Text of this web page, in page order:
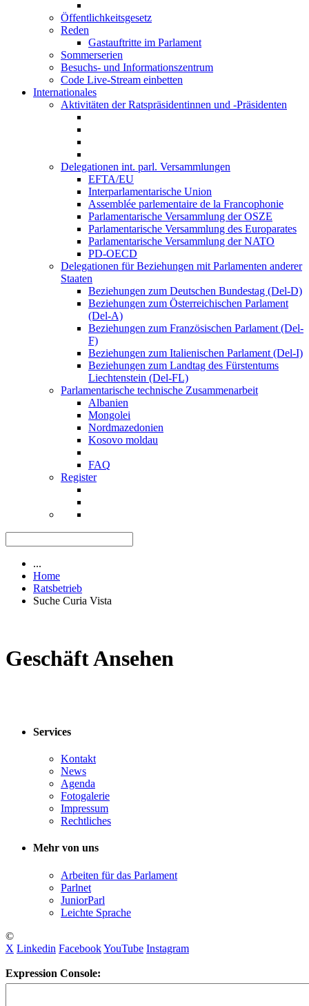
Öffentlichkeitsgesetz
Reden
Gastauftritte im Parlament
Sommerserien
Besuchs- und Informationszentrum
Code Live-Stream einbetten
Internationales
Aktivitäten der Ratspräsidentinnen und -Präsidenten
Delegationen int. parl. Versammlungen
EFTA/EU
Interparlamentarische Union
Assemblée parlementaire de la Francophonie
Parlamentarische Versammlung der OSZE
Parlamentarische Versammlung des Europarates
Parlamentarische Versammlung der NATO
PD-OECD
Delegationen für Beziehungen mit Parlamenten anderer
Staaten
Beziehungen zum Deutschen Bundestag (Del-D)
Beziehungen zum Österreichischen Parlament
(Del-A)
Beziehungen zum Französischen Parlament (Del-
F)
Beziehungen zum Italienischen Parlament (Del-I)
Beziehungen zum Landtag des Fürstentums
Liechtenstein (Del-FL)
Parlamentarische technische Zusammenarbeit
Albanien
Mongolei
Nordmazedonien
Kosovo moldau
FAQ
Register
...
Home
Ratsbetrieb
Suche Curia Vista
Geschäft Ansehen
Services
Kontakt
News
Agenda
Fotogalerie
Impressum
Rechtliches
Mehr von uns
Arbeiten für das Parlament
Parlnet
JuniorParl
Leichte Sprache
©
X Linkedin FacebookYouTube Instagram
Expression Console: